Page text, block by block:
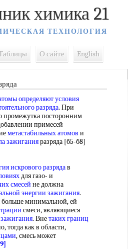
химика 21
ТЕХНОЛОГИЯ
О сайте English
определяют условия
разряда. При
промежутка посторонним
примесей
метастабильных атомов и
зажиганияразряда [б5-б8]
искрового разрядав
для газо- и
смесей не должна
энергии зажигания.
минимальной, ей
смеси, являющиеся
. Внетаких границ
тогда как в области,
, смесь может